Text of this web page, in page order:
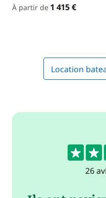
À partir de 1 415 €
Location
4.4
26